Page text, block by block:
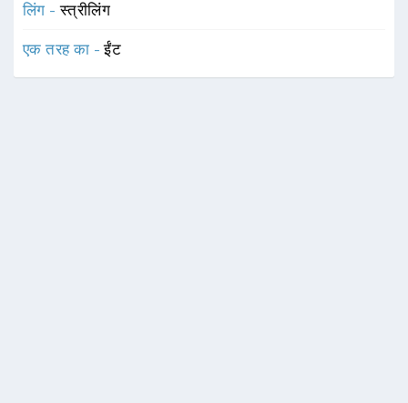
लिंग -स्त्रीलिंग
एक तरह का -ईंट